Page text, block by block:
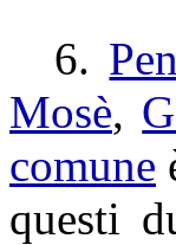
6.
Mosè,
comune
questi